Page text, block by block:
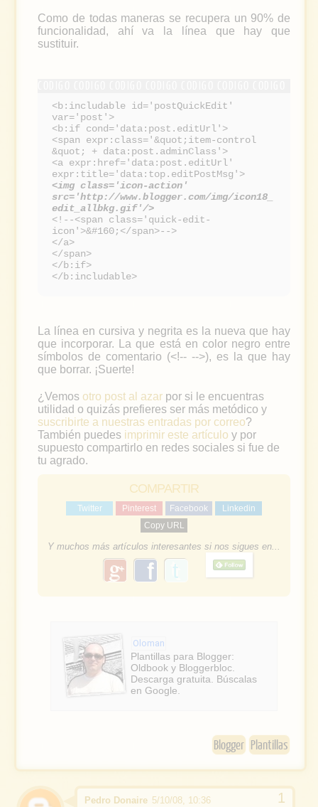
Como de todas maneras se recupera un 90% de
funcionalidad, ahí va la línea que hay que
sustituir.
<b:includable id='postQuickEdit'
var='post'>
<b:if cond='data:post.editUrl'>
<span expr:class='&quot;item-control
&quot; + data:post.adminClass'>
<a expr:href='data:post.editUrl'
expr:title='data:top.editPostMsg'>
<img class='icon-action'
src='http://www.blogger.com/img/icon18_
edit_allbkg.gif'/>
<!--<span class='quick-edit-
icon'>&#160;</span>-->
</a>
</span>
</b:if>
</b:includable>
La línea en cursiva y negrita es la nueva que hay
que incorporar. La que está en color negro entre
símbolos de comentario (<!-- -->), es la que hay
que borrar. ¡Suerte!
¿Vemos otro post al azar por si le encuentras
utilidad o quizás prefieres ser más metódico y
suscribirte a nuestras entradas por correo?
También puedes imprimir este artículo y por
supuesto compartirlo en redes sociales si fue de
tu agrado.
COMPARTIR
Twitter Pinterest Facebook
Linkedin
Copy URL
Y muchos más artículos interesantes si nos sigues en...
g
o
l
e
f
e
b
o
Oloman
Plantillas para Blogger:
Oldbook y Bloggerbloc.
Descarga gratuita. Búscalas
en Google.
Blogger Plantillas
Pedro Donaire 5/10/08, 10:36